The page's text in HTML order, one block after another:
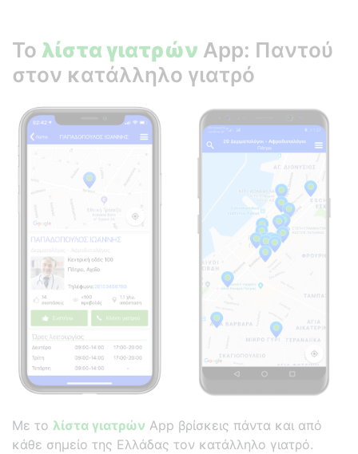
Το λίστα γιατρών App: Παντού
στον κατάλληλο γιατρό
Με το λίστα γιατρών App βρίσκεις πάντα και από
κάθε σημείο της Ελλάδας τον κατάλληλο γιατρό.